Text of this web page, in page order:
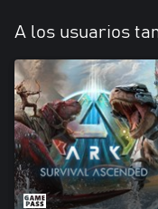
A los usuarios